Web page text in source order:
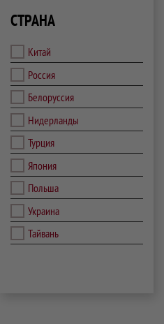
СТРАНА
Китай
Россия
Белоруссия
Нидерланды
Турция
Япония
Польша
Украина
Тайвань